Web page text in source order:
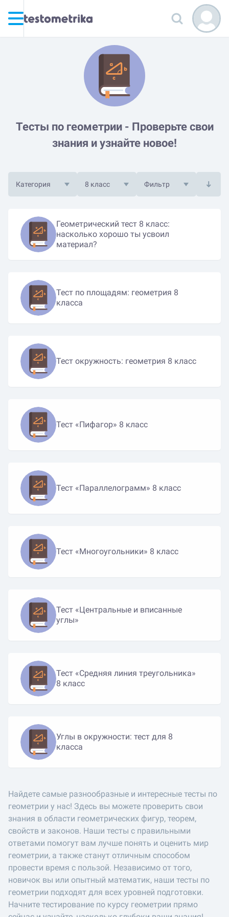
Тесты по геометрии - Проверьте свои
знания и узнайте новое!
Категория 8 класс Фильтр
Геометрический тест 8 класс:
насколько хорошо ты усвоил
материал?
Тест по площадям: геометрия 8
класса
Тест окружность: геометрия 8 класс
Тест «Пифагор» 8 класс
Тест «Параллелограмм» 8 класс
Тест «Многоугольники» 8 класс
Тест «Центральные и вписанные
углы»
Тест «Средняя линия треугольника»
8 класс
Углы в окружности: тест для 8
класса
Найдете самые разнообразные и интересные тесты по
геометрии у нас! Здесь вы можете проверить свои
знания в области геометрических фигур, теорем,
свойств и законов. Наши тесты с правильными
ответами помогут вам лучше понять и оценить мир
геометрии, а также станут отличным способом
провести время с пользой. Независимо от того,
новичок вы или опытный математик, наши тесты по
геометрии подходят для всех уровней подготовки.
Начните тестирование по курсу геометрии прямо